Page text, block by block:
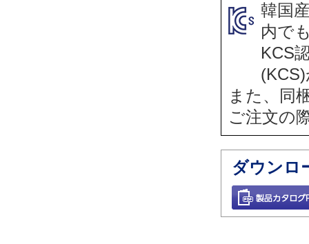
韓国
内で
KCS
また、同
ご注文の
ダウンロ